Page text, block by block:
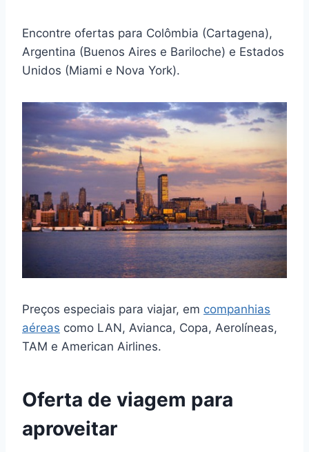
Encontre ofertas para Colômbia (Cartagena),
Argentina (Buenos Aires e Bariloche) e Estados
Unidos (Miami e Nova York).
Preços especiais para viajar, em companhias
aéreas como LAN, Avianca, Copa, Aerolíneas,
TAM e American Airlines.
Oferta de viagem para
aproveitar